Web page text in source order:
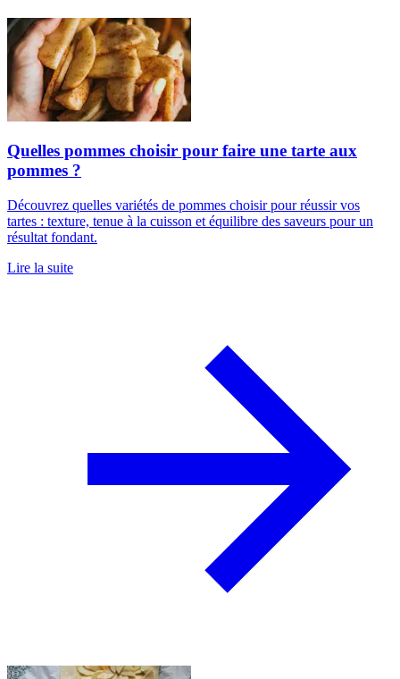
Quelles pommes choisir pour faire une tarte aux
pommes ?
Découvrez quelles variétés de pommes choisir pour réussir vos
tartes : texture, tenue à la cuisson et équilibre des saveurs pour un
résultat fondant.
Lire la suite